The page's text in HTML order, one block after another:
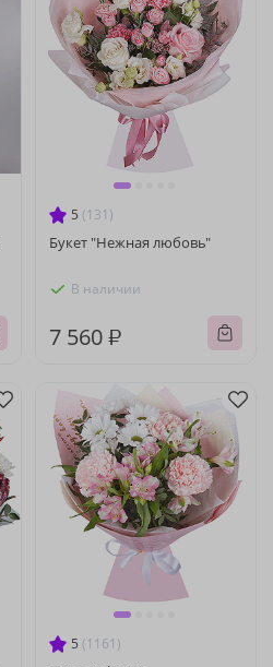
5 (131)
Букет "Нежная любовь"
В наличии
7 560 ₽
5 (1161)